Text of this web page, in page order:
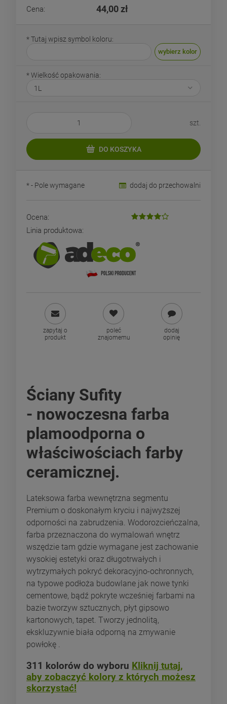
Cena: 44,00 zł
*Tutaj wpisz symbol koloru:
wybierz kolor
*Wielkość opakowania:
szt.
DO KOSZYKA
dodaj do przechowalni
*- Pole wymagane
Ocena:
Linia produktowa:
zapytaj o
produkt
poleć
znajomemu
dodaj
opinię
Ściany Sufity
- nowoczesna farba
plamoodporna o
właściwościach farby
ceramicznej.
Lateksowa farba wewnętrzna segmentu
Premium o doskonałym kryciu i najwyższej
odporności na zabrudzenia. Wodorozcieńczalna,
farba przeznaczona do wymalowań wnętrz
wszędzie tam gdzie wymagane jest zachowanie
wysokiej estetyki oraz długotrwałych i
wytrzymałych pokryć dekoracyjno-ochronnych,
na typowe podłoża budowlane jak nowe tynki
cementowe, bądź pokryte wcześniej farbami na
bazie tworzyw sztucznych, płyt gipsowo
kartonowych, tapet. Tworzy jednolitą,
ekskluzywnie biała odporną na zmywanie
powłokę .
311 kolorów do wyboru Kliknij tutaj,
aby zobaczyć kolory z których możesz
skorzystać!